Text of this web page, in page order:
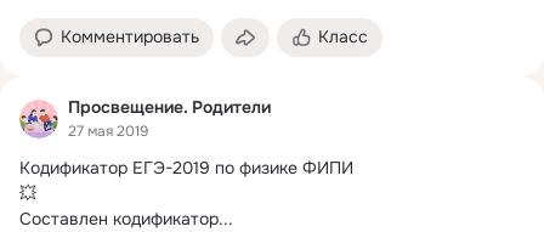
Комментировать Класс
Просвещение. Родители
27 мая 2019
Кодификатор ЕГЭ-2019 по физике ФИПИ
💥
Составлен кодификатор...